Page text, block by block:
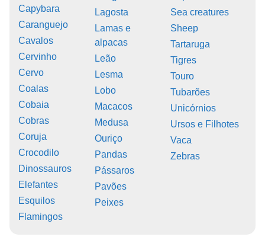
Capybara
Caranguejo
Cavalos
Cervinho
Cervo
Coalas
Cobaia
Cobras
Coruja
Crocodilo
Dinossauros
Elefantes
Esquilos
Flamingos
Lagosta
Lamas e
alpacas
Leão
Lesma
Lobo
Macacos
Medusa
Ouriço
Pandas
Pássaros
Pavões
Peixes
Sea creatures
Sheep
Tartaruga
Tigres
Touro
Tubarões
Unicórnios
Ursos e Filhotes
Vaca
Zebras